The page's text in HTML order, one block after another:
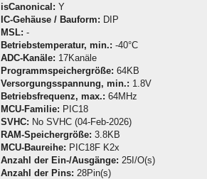
isCanonical: Y
IC-Gehäuse / Bauform: DIP
MSL: -
Betriebstemperatur, min.: -40°C
ADC-Kanäle: 17Kanäle
Programmspeichergröße: 64KB
Versorgungsspannung, min.: 1.8V
Betriebsfrequenz, max.: 64MHz
MCU-Familie: PIC18
SVHC: No SVHC (04-Feb-2026)
RAM-Speichergröße: 3.8KB
MCU-Baureihe: PIC18F K2x
Anzahl der Ein-/Ausgänge: 25I/O(s)
Anzahl der Pins: 28Pin(s)